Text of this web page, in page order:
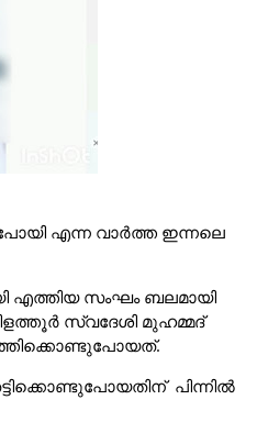
എന്ന വാർത്ത ഇന്നലെ
എത്തിയ സംഘം ബലമായി
സ്വദേശി മുഹമ്മദ്
പിന്നിൽ